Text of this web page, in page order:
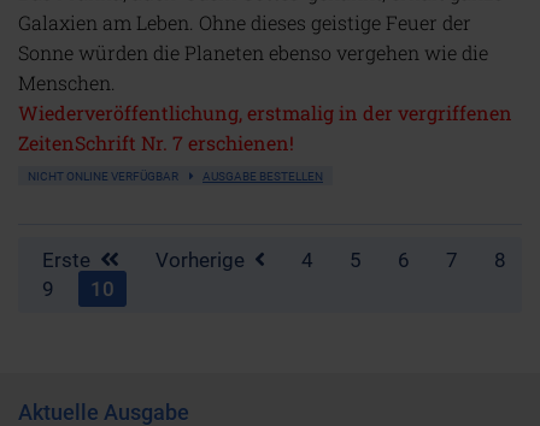
Galaxien am Leben. Ohne dieses geistige Feuer der
Sonne würden die Planeten ebenso vergehen wie die
Menschen.
Wiederveröffentlichung, erstmalig in der vergriffenen
ZeitenSchrift Nr. 7 erschienen!
NICHT ONLINE VERFÜGBAR AUSGABE BESTELLEN
Erste Vorherige 4 5 6 7
8
9
10
Aktuelle Ausgabe